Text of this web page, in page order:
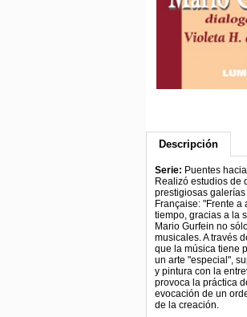
Descripción
Serie: Puentes
Realizó estudios de
prestigiosas
Française: "Frente
tiempo, gracias a la
Mario Gurfein no
musicales. A través
que la música tiene
un arte "especial",
y pintura con la
provoca la práctica
evocación de un
de la creación.